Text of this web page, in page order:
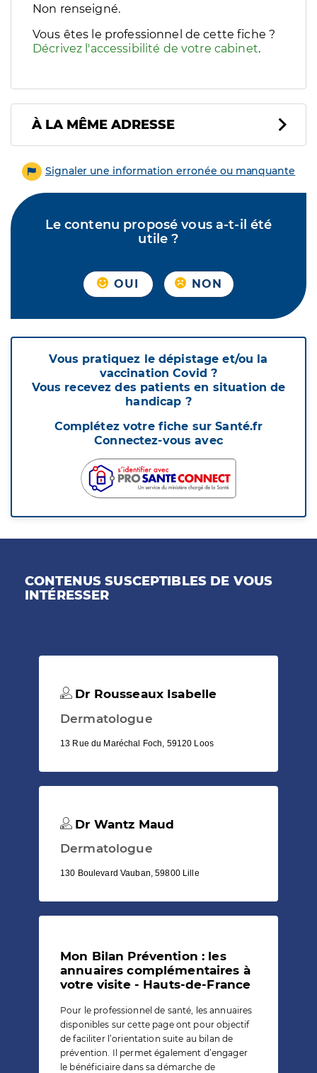
Filtres
Sélectionnez un ou plusieurs handicaps/besoins
Non renseigné.
Vous êtes le professionnel de cette fiche ?
Décrivez l'accessibilité de votre cabinet.
À LA MÊME ADRESSE
Signaler une information erronée ou manquante
Le contenu proposé vous a-t-il été
utile ?
OUI NON
Vous pratiquez le dépistage et/ou la
vaccination Covid ?
Vous recevez des patients en situation de
handicap ?
Complétez votre fiche sur Santé.fr
Connectez-vous avec
CONTENUS SUSCEPTIBLES DE VOUS
INTÉRESSER
Dr Rousseaux Isabelle
Dermatologue
13 Rue du Maréchal Foch, 59120 Loos
Dr Wantz Maud
Dermatologue
130 Boulevard Vauban, 59800 Lille
Mon Bilan Prévention : les
annuaires complémentaires à
votre visite - Hauts-de-France
Pour le professionnel de santé, les annuaires
disponibles sur cette page ont pour objectif
de faciliter l’orientation suite au bilan de
prévention. Il permet également d’engager
le bénéficiaire dans sa démarche de